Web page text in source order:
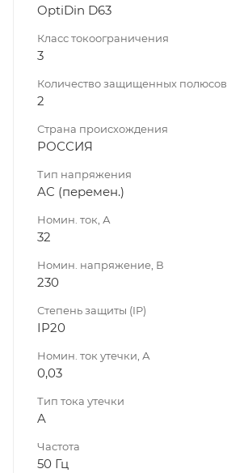
OptiDin D63
Класс токоограничения
3
Количество защищенных полюсов
2
Страна происхождения
РОССИЯ
Тип напряжения
AC (перемен.)
Номин. ток, А
32
Номин. напряжение, В
230
Степень защиты (IP)
IP20
Номин. ток утечки, А
0,03
Тип тока утечки
A
Частота
50 Гц